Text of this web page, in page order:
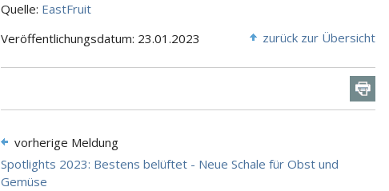
Quelle: EastFruit
Veröffentlichungsdatum: 23.01.2023
zurück zur Übersicht
vorherige Meldung
Spotlights 2023: Bestens belüftet - Neue Schale für Obst und
Gemüse